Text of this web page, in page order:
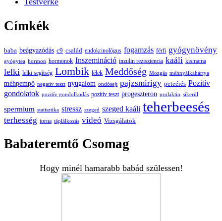
Címkék
baba beágyazódás c9 család endokrinológus fogamzás férfi gyógynövény
gyógytea hormon hormonok Inszemináció inzulin rezisztencia kaáli kismama
lelki lelki segítség Lombik lélek Meddőség Mozgás méhnyálkahártya
méhpempő negatív teszt nyugalom ondósejt pajzsmirigy peteérés Pozitív
gondolatok pozitív gondolkodás pozitív teszt progeszteron prolaktin sikerül
spermium statisztika stressz szeged szeged kaáli teherbeesés
terhesség torna táplálkozás videó Vizsgálatok
Babateremtő Csomag
Hogy minél hamarabb babád szülessen!